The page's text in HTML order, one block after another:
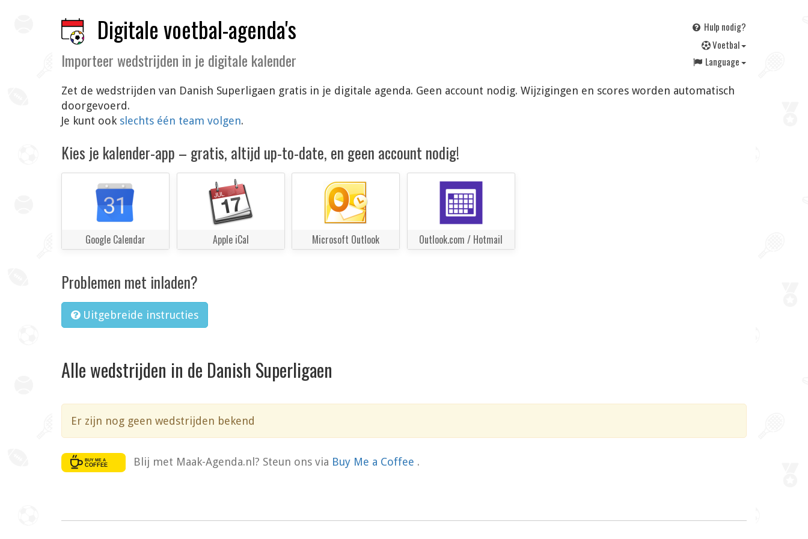
Digitale voetbal-agenda's
Importeer wedstrijden in je digitale kalender
Hulp nodig?
Voetbal
Language
Zet de wedstrijden van Danish Superligaen gratis in je digitale agenda. Geen account nodig. Wijzigingen en scores worden automatisch
doorgevoerd.
Je kunt ook slechts één team volgen.
Kies je kalender-app – gratis, altijd up-to-date, en geen account nodig!
Google Calendar Apple iCal Microsoft Outlook Outlook.com / Hotmail
Problemen met inladen?
Uitgebreide instructies
Alle wedstrijden in de Danish Superligaen
Er zijn nog geen wedstrijden bekend
Blij met Maak-Agenda.nl? Steun ons via Buy Me a Coffee .